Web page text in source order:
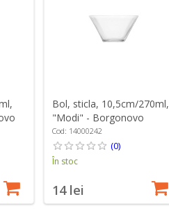
Bol, sticla, 10,5cm/270ml,
"Modi" - Borgonovo
Cod: 14000242
(0)
În stoc
14 lei